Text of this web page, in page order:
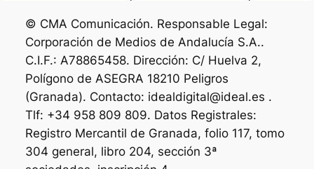
© CMA Comunicación. Responsable Legal:
Corporación de Medios de Andalucía S.A..
C.I.F.: A78865458. Dirección: C/ Huelva 2,
Polígono de ASEGRA 18210 Peligros
(Granada). Contacto: idealdigital@ideal.es .
Tlf: +34 958 809 809. Datos Registrales:
Registro Mercantil de Granada, folio 117, tomo
304 general, libro 204, sección 3ª